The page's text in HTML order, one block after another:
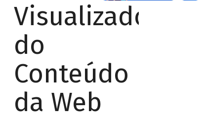
Visualizador
do
Conteúdo
da Web